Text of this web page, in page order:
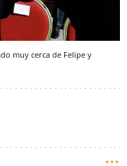
muy cerca de Felipe y